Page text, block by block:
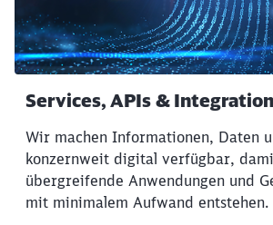
Services, APIs & Integration
Wir machen Informationen, Daten
konzernweit digital verfügbar,
übergreifende Anwendungen und
mit minimalem Aufwand entstehen.